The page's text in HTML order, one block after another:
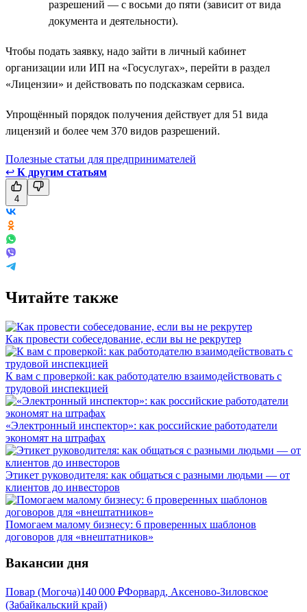
разрешений — с восьми до пяти (зависит от вида
документа и деятельности).
Чтобы подать заявку, надо зайти в личный кабинет
организации или ИП на «Госуслугах», перейти в раздел
«Лицензии» и действовать по подсказкам сервиса.
Упрощённый порядок получения действует для 51 вида
лицензий и более чем 370 видов разрешений.
Полезные статьи для предпринимателей
↩ К другим статьям
4
Читайте также
Как провести собеседование, если вы не рекрутер
К вам с проверкой: как работодателю взаимодействовать с
трудовой инспекцией
«Электронный инспектор»: как российские работодатели
экономят на штрафах
Этикет руководителя: как общаться с разными людьми — от
клиентов до инвесторов
Помогаем малому бизнесу: 6 проверенных шаблонов
договоров для «внештатников»
Вакансии дня
Повар (Могоча)140 000 ₽Форвард, Аксеново-Зиловское
(Забайкальский край)